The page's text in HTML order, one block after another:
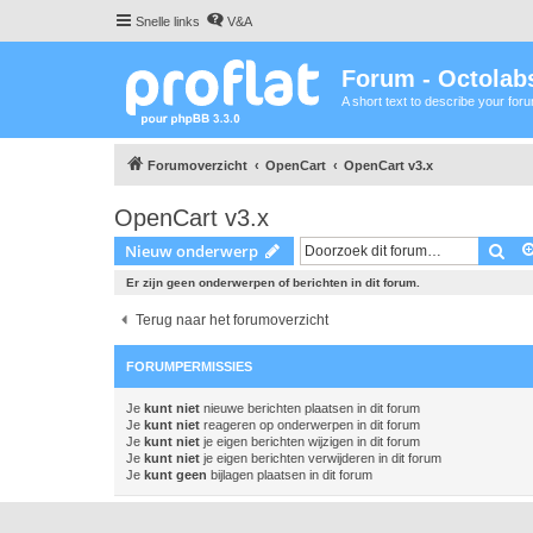
Snelle links V&A
Forum -
A short text to describe your
Forumoverzicht OpenCart OpenCart v3.x
OpenCart v3.x
Nieuw onderwerp
Er zijn geen onderwerpen of berichten in dit forum.
Terug naar het forumoverzicht
FORUMPERMISSIES
Je kunt niet nieuwe berichten plaatsen in dit forum
Je kunt niet reageren op onderwerpen in dit forum
Je kunt niet je eigen berichten wijzigen in dit forum
Je kunt niet je eigen berichten verwijderen in dit forum
Je kunt geen bijlagen plaatsen in dit forum